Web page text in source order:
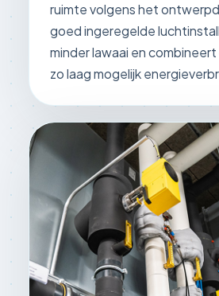
ruimte volgens het
goed ingeregelde
minder lawaai en
zo laag mogelijk